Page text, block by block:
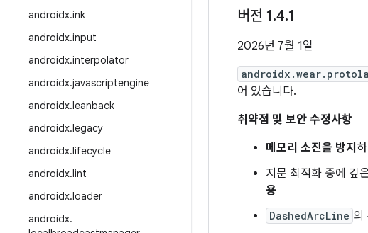
androidx.ink
androidx.input
androidx.interpolator
androidx.javascriptengine
androidx.leanback
androidx.legacy
androidx.lifecycle
androidx.lint
androidx.loader
androidx.
버전 1.4.1
2026년 7월 1일
어 있습니다.
취약점 및 보안 수정사항
메모리 소진을 방지
지문 최적화 중에 깊
용
DashedArcLine 의